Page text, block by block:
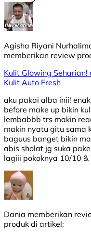
Agisha Riyani
memberikan review
Kulit Glowing
Kulit Auto Fresh
aku pakai alba inii!
before make up bikin
lembabbb trs makin
makin nyatu gitu sama
baguus banget bikin
abis sholat jg suka
lagiii pokoknya 10/10
Dania memberikan
produk di artikel: